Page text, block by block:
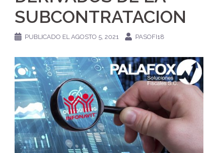
SUBCONTRATACION
PUBLICADO ELAGOSTO 5, 2021 PASOFI18